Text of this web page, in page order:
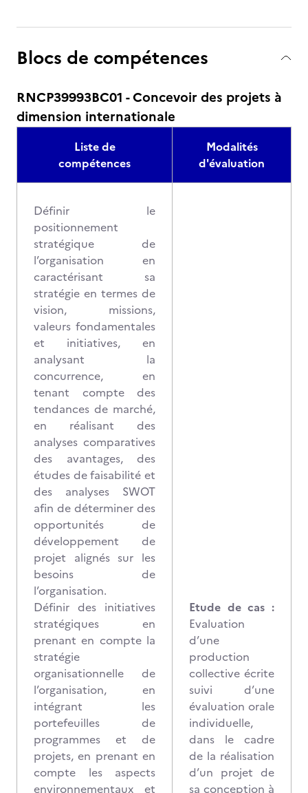
Blocs de compétences
RNCP39993BC01 - Concevoir des projets à
dimension internationale
Liste de
compétences
Modalités
d'évaluation
Définir le
positionnement
stratégique de
l’organisation en
caractérisant sa
stratégie en termes de
vision, missions,
valeurs fondamentales
et initiatives, en
analysant la
concurrence, en
tenant compte des
tendances de marché,
en réalisant des
analyses comparatives
des avantages, des
études de faisabilité et
des analyses SWOT
afin de déterminer des
opportunités de
développement de
projet alignés sur les
besoins de
l’organisation.
Définir des initiatives
stratégiques en
prenant en compte la
stratégie
organisationnelle de
l’organisation, en
intégrant les
portefeuilles de
programmes et de
projets, en prenant en
compte les aspects
environnementaux et
Etude de cas :
Evaluation
d’une
production
collective écrite
suivi d’une
évaluation orale
individuelle,
dans le cadre
de la réalisation
d’un projet de
sa conception à